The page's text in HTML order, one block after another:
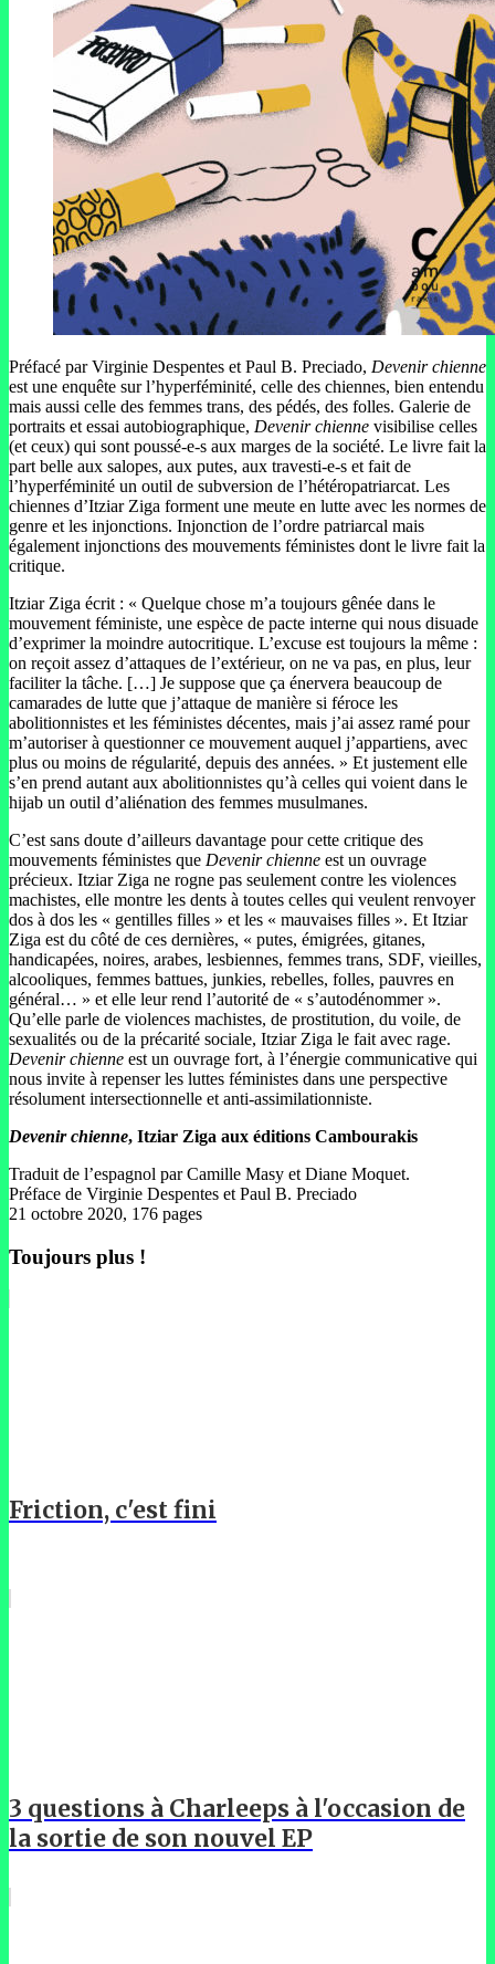
Préfacé par Virginie Despentes et Paul B. Preciado, Devenir chienne
est une enquête sur l’hyperféminité, celle des chiennes, bien entendu
mais aussi celle des femmes trans, des pédés, des folles. Galerie de
portraits et essai autobiographique, Devenir chienne visibilise celles
(et ceux) qui sont poussé-e-s aux marges de la société. Le livre fait la
part belle aux salopes, aux putes, aux travesti-e-s et fait de
l’hyperféminité un outil de subversion de l’hétéropatriarcat. Les
chiennes d’Itziar Ziga forment une meute en lutte avec les normes de
genre et les injonctions. Injonction de l’ordre patriarcal mais
également injonctions des mouvements féministes dont le livre fait la
critique.
Itziar Ziga écrit : « Quelque chose m’a toujours gênée dans le
mouvement féministe, une espèce de pacte interne qui nous disuade
d’exprimer la moindre autocritique. L’excuse est toujours la même :
on reçoit assez d’attaques de l’extérieur, on ne va pas, en plus, leur
faciliter la tâche. […] Je suppose que ça énervera beaucoup de
camarades de lutte que j’attaque de manière si féroce les
abolitionnistes et les féministes décentes, mais j’ai assez ramé pour
m’autoriser à questionner ce mouvement auquel j’appartiens, avec
plus ou moins de régularité, depuis des années. » Et justement elle
s’en prend autant aux abolitionnistes qu’à celles qui voient dans le
hijab un outil d’aliénation des femmes musulmanes.
C’est sans doute d’ailleurs davantage pour cette critique des
mouvements féministes que Devenir chienne est un ouvrage
précieux. Itziar Ziga ne rogne pas seulement contre les violences
machistes, elle montre les dents à toutes celles qui veulent renvoyer
dos à dos les « gentilles filles » et les « mauvaises filles ». Et Itziar
Ziga est du côté de ces dernières, « putes, émigrées, gitanes,
handicapées, noires, arabes, lesbiennes, femmes trans, SDF, vieilles,
alcooliques, femmes battues, junkies, rebelles, folles, pauvres en
général… » et elle leur rend l’autorité de « s’autodénommer ».
Qu’elle parle de violences machistes, de prostitution, du voile, de
sexualités ou de la précarité sociale, Itziar Ziga le fait avec rage.
Devenir chienne est un ouvrage fort, à l’énergie communicative qui
nous invite à repenser les luttes féministes dans une perspective
résolument intersectionnelle et anti-assimilationniste.
Devenir chienne, Itziar Ziga aux éditions Cambourakis
Traduit de l’espagnol par Camille Masy et Diane Moquet.
Préface de Virginie Despentes et Paul B. Preciado
21 octobre 2020, 176 pages
Toujours plus !
Friction, c'est fini
3 questions à Charleeps à l'occasion de
la sortie de son nouvel EP